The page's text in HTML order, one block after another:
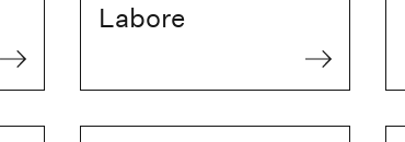
Labore